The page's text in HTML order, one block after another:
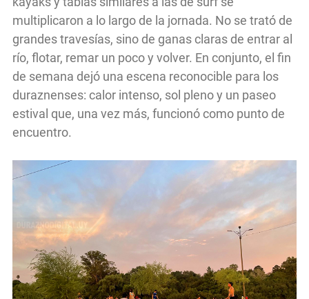
multiplicaron a lo largo de la jornada. No se trató de
grandes travesías, sino de ganas claras de entrar al
río, flotar, remar un poco y volver. En conjunto, el fin
de semana dejó una escena reconocible para los
duraznenses: calor intenso, sol pleno y un paseo
estival que, una vez más, funcionó como punto de
encuentro.